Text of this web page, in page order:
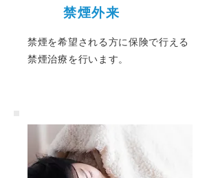
禁煙外来
禁煙を希望される方に保険で行える
禁煙治療を行います。